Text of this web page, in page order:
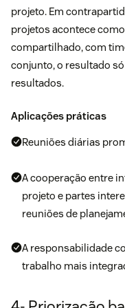
projeto. Em
projetos acontece
compartilhado, com
conjunto, o resultado
resultados.
Aplicações práticas
Reuniões diárias
A cooperação entre
projeto e partes
reuniões de
A responsabilidade
trabalho mais